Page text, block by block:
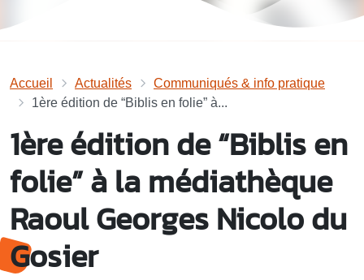
Accueil Actualités
Communiqués & info pratique
1ère édition de “Biblis en folie” à...
1ère édition de “Biblis en
folie” à la médiathèque
Raoul Georges Nicolo du
Gosier